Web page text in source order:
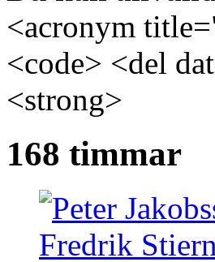
<acronym
<code> <del
<strong>
168 timmar